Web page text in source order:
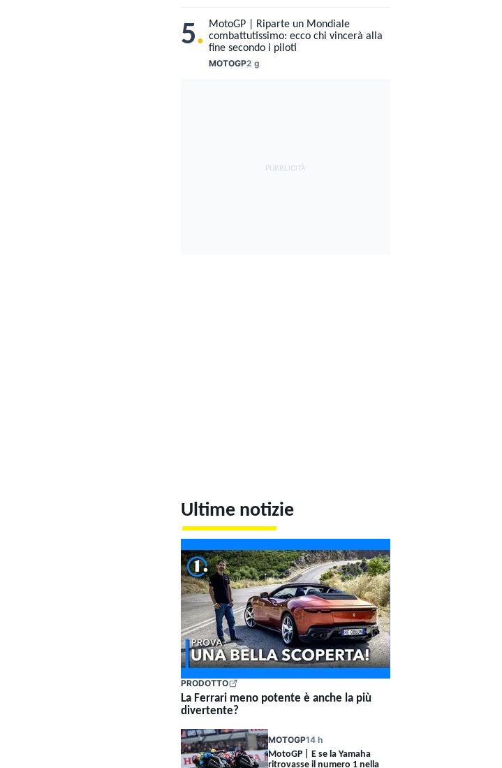
5.
MOTOGP2 g
MotoGP | Riparte un Mondiale
combattutissimo: ecco chi vincerà alla
fine secondo i piloti
Ultime notizie
PRODOTTO
La Ferrari meno potente è anche la più
divertente?
MOTOGP14 h
MotoGP | E se la Yamaha
ritrovasse il numero 1 nella